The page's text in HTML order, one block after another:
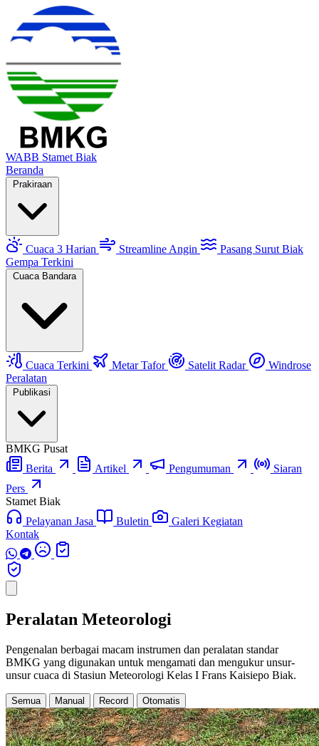
WABB Stamet Biak
Beranda
Prakiraan
Cuaca 3 Harian Streamline Angin
Pasang Surut Biak
Gempa Terkini
Cuaca Bandara
Cuaca Terkini Metar Tafor Satelit Radar
Windrose
Peralatan
Publikasi
BMKG Pusat
Berita
Artikel Pengumuman
Siaran
Pers
Stamet Biak
Pelayanan Jasa
Buletin
Galeri Kegiatan
Kontak
Peralatan Meteorologi
Pengenalan berbagai macam instrumen dan peralatan standar
BMKG yang digunakan untuk mengamati dan mengukur unsur-
unsur cuaca di Stasiun Meteorologi Kelas I Frans Kaisiepo Biak.
Semua Manual Record Otomatis